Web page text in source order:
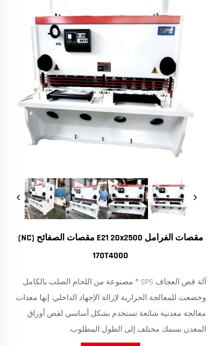
مقصات الفرامل E21 20x2500 مقصات الصفائح (NC)
170T4000
آلة قص العجاف SPS ® مصنوعة من اللحام الصلب بالكامل
وخضعت للمعالجة الحرارية لإزالة الإجهاد الداخلي. إنها معدات
معالجة معدنية شائعة تستخدم بشكل أساسي لقص أوراق
المعدن بسمك مختلف إلى الطول المطلوب.